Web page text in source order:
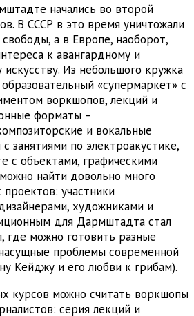
начались во второй
В СССР в это время уничтожали
а в Европе, наоборот,
к авангардному и
Из небольшого кружка
«супермаркет» с
воркшопов, лекций и
форматы –
и вокальные
занятиями по электроакустике,
с объектами, графическими
найти довольно много
участники
художниками и
для Дармштадта стал
где можно готовить разные
проблемы современной
Кейджу и его любви к грибам).
курсов можно считать воркшопы
серия лекций и